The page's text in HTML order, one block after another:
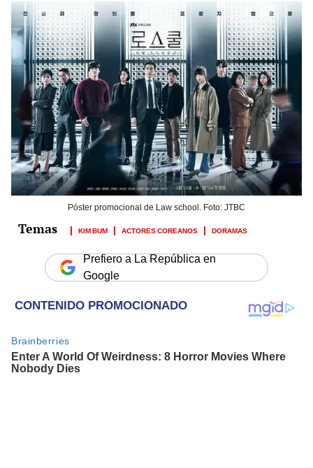
Póster promocional de Law school. Foto: JTBC
KIM BUM ACTORES COREANOS DORAMAS
Prefiero a La República en
Google